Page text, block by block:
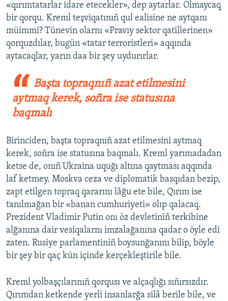
«qırımtatarlar idare etecekler», dep aytarlar. Olmaycaq
bir qorqu. Kreml teşviqatınıñ qul ealisine ne aytqanı
müimmi? Tünevin olarnı «Pravıy sektor qatillerinen»
qorquzdılar, bugün «tatar terroristleri» aqqında
aytacaqlar, yarın daa bir şey uydurırlar.
Başta topraqnıñ azat etilmesini
aytmaq kerek, soñra ise statusına
baqmalı
Birinciden, başta topraqnıñ azat etilmesini aytmaq
kerek, soñra ise statusına baqmalı. Kreml yarımadadan
ketse de, onıñ Ukraina uquğı altına qaytması aqqında
laf ketmey. Moskva ceza ve diplomatik basqıdan bezip,
zapt etilgen topraq qararını lâğu ete bile, Qırım ise
tanılmağan bir «banan cumhuriyeti» olıp qalacaq.
Prezident Vladimir Putin onı öz devletiniñ terkibine
alğanına dair vesiqalarnı imzalağanına qadar o öyle edi
zaten. Rusiye parlamentiniñ boysunğanını bilip, böyle
bir şey bir qaç kün içinde kerçekleştirile bile.
Kreml yolbaşçılarınıñ qorqusı ve alçaqlığı sıñırsızdır.
Qırımdan ketkende yerli insanlarğa silâ berile bile, ve